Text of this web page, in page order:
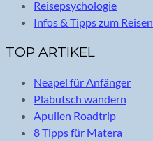
Reisepsychologie
Infos & Tipps zum Reisen
TOP ARTIKEL
Neapel für Anfänger
Plabutsch wandern
Apulien Roadtrip
8 Tipps für Matera